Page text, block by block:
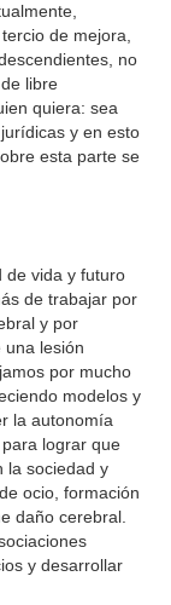
de mejora,
no
libre
quiera: sea
y en esto
esta parte se
de vida y futuro
de trabajar por
y por
una lesión
por mucho
modelos y
la autonomía
lograr que
la sociedad y
ocio, formación
daño cerebral.
y desarrollar